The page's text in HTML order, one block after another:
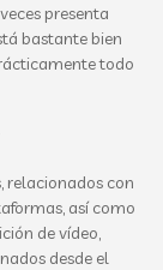
presenta
bastante bien
todo
relacionados con
así como
de vídeo,
desde el